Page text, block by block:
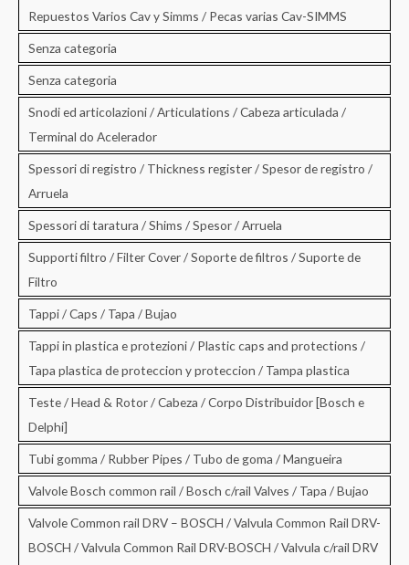
Repuestos Varios Cav y Simms / Pecas varias Cav-SIMMS
Senza categoria
Senza categoria
Snodi ed articolazioni / Articulations / Cabeza articulada /
Terminal do Acelerador
Spessori di registro / Thickness register / Spesor de registro /
Arruela
Spessori di taratura / Shims / Spesor / Arruela
Supporti filtro / Filter Cover / Soporte de filtros / Suporte de
Filtro
Tappi / Caps / Tapa / Bujao
Tappi in plastica e protezioni / Plastic caps and protections /
Tapa plastica de proteccion y proteccion / Tampa plastica
Teste / Head & Rotor / Cabeza / Corpo Distribuidor [Bosch e
Delphi]
Tubi gomma / Rubber Pipes / Tubo de goma / Mangueira
Valvole Bosch common rail / Bosch c/rail Valves / Tapa / Bujao
Valvole Common rail DRV – BOSCH / Valvula Common Rail DRV-
BOSCH / Valvula Common Rail DRV-BOSCH / Valvula c/rail DRV